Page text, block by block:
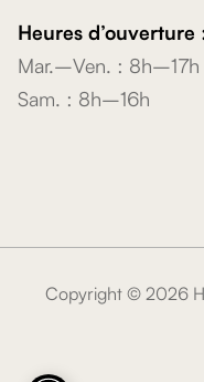
Heures d’ouverture
Mar.–Ven. : 8h–17h
Sam. : 8h–16h
Copyright © 2026